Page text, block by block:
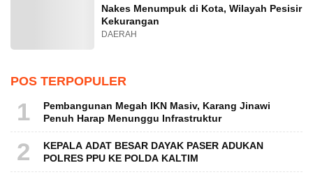
Nakes Menumpuk di Kota, Wilayah Pesisir
Kekurangan
DAERAH
POS TERPOPULER
1
Pembangunan Megah IKN Masiv, Karang Jinawi
Penuh Harap Menunggu Infrastruktur
2
KEPALA ADAT BESAR DAYAK PASER ADUKAN
POLRES PPU KE POLDA KALTIM